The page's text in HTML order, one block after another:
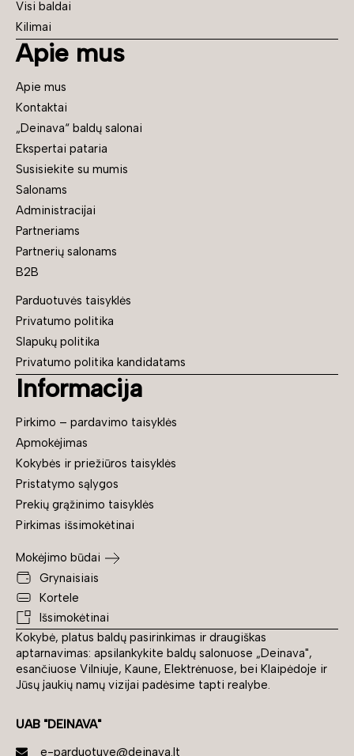
Kokybė, platus baldų pasirinkimas ir draugiškas
aptarnavimas: apsilankykite baldų salonuose „Deinava",
esančiuose Vilniuje, Kaune, Elektrėnuose, bei Klaipėdoje ir
Jūsų jaukių namų vizijai padėsime tapti realybe.
UAB "DEINAVA"
e-parduotuve@deinava.lt
Visi baldai
Kilimai
Apie mus
Apie mus
Kontaktai
„Deinava“ baldų salonai
Ekspertai pataria
Susisiekite su mumis
Salonams
Administracijai
Partneriams
Partnerių salonams
B2B
Parduotuvės taisyklės
Privatumo politika
Slapukų politika
Privatumo politika kandidatams
Informacija
Pirkimo – pardavimo taisyklės
Apmokėjimas
Kokybės ir priežiūros taisyklės
Pristatymo sąlygos
Prekių grąžinimo taisyklės
Pirkimas išsimokėtinai
Mokėjimo būdai
Grynaisiais
Kortele
Išsimokėtinai